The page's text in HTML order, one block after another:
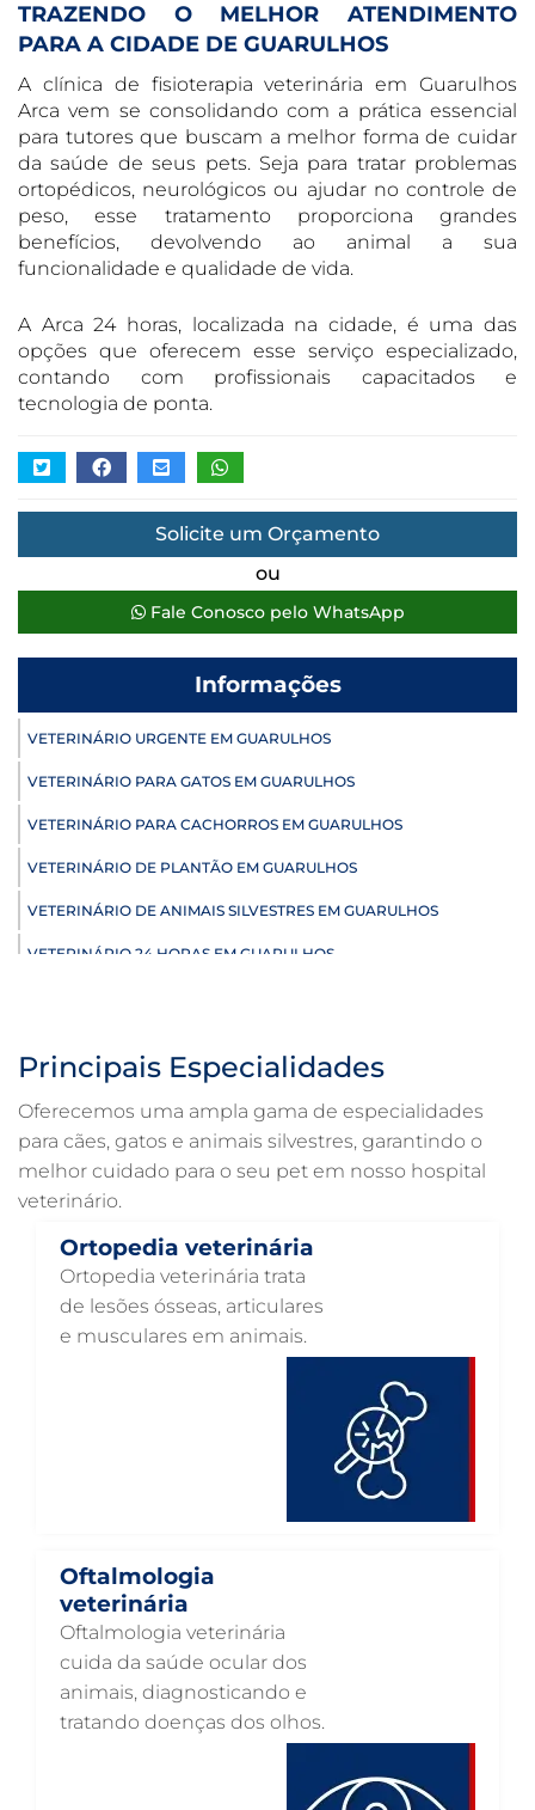
TRAZENDO O MELHOR ATENDIMENTO
PARA A CIDADE DE GUARULHOS
A clínica de fisioterapia veterinária em Guarulhos
Arca vem se consolidando com a prática essencial
para tutores que buscam a melhor forma de cuidar
da saúde de seus pets. Seja para tratar problemas
ortopédicos, neurológicos ou ajudar no controle de
peso, esse tratamento proporciona grandes
benefícios, devolvendo ao animal a sua
funcionalidade e qualidade de vida.
A Arca 24 horas, localizada na cidade, é uma das
opções que oferecem esse serviço especializado,
contando com profissionais capacitados e
tecnologia de ponta.
Solicite um Orçamento
ou
Fale Conosco pelo WhatsApp
Informações
VETERINÁRIO URGENTE EM GUARULHOS
VETERINÁRIO PARA GATOS EM GUARULHOS
VETERINÁRIO PARA CACHORROS EM GUARULHOS
VETERINÁRIO DE PLANTÃO EM GUARULHOS
VETERINÁRIO DE ANIMAIS SILVESTRES EM GUARULHOS
VETERINÁRIO 24 HORAS EM GUARULHOS
ULTRASSONOGRAFIA PARA CACHORRO EM GUARULHOS
ULTRASSOM VETERINÁRIO EM GUARULHOS
TRATAMENTO DE ANIMAIS EM GUARULHOS
RAIO X VETERINÁRIO EM GUARULHOS
PNEUMOLOGIA VETERINÁRIA EM GUARULHOS
OTOSCOPIA VETERINÁRIA EM GUARULHOS
OTOSCOPIA DIGITAL VETERINÁRIA EM GUARULHOS
OFTALMOLOGIA VETERINÁRIA EM GUARULHOS
NEUROLOGIA ANIMAL EM GUARULHOS
NEFROLOGIA VETERINÁRIA EM GUARULHOS
LABORATÓRIO PET EM GUARULHOS
INTERNAÇÃO VETERINÁRIA EM GUARULHOS
Principais Especialidades
Oferecemos uma ampla gama de especialidades
para cães, gatos e animais silvestres, garantindo o
melhor cuidado para o seu pet em nosso hospital
veterinário.
Ortopedia veterinária
Ortopedia veterinária trata
de lesões ósseas, articulares
e musculares em animais.
Oftalmologia
veterinária
Oftalmologia veterinária
cuida da saúde ocular dos
animais, diagnosticando e
tratando doenças dos olhos.